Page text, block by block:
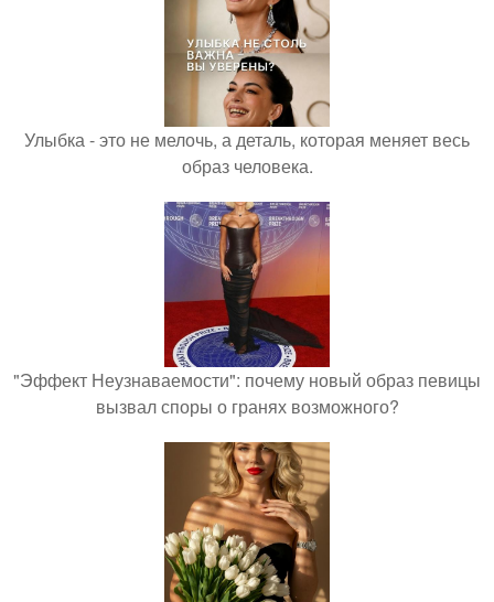
Улыбка - это не мелочь, а деталь, которая меняет весь
образ человека.
"Эффект Неузнаваемости": почему новый образ певицы
вызвал споры о гранях возможного?